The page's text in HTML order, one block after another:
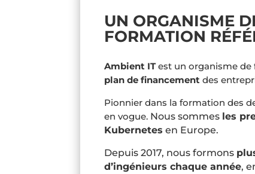
UN ORGANISME
FORMATION
Ambient ITest un organisme
plan de financement des
Pionnier dans la formation des
en vogue. Nous sommes les
Kubernetes en Europe.
Depuis 2017, nous formons
d’ingénieurs chaque année,